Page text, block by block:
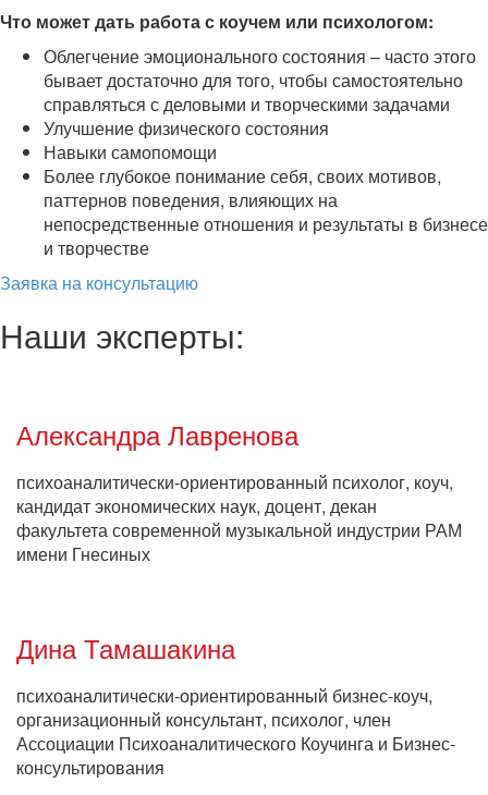
Что может дать работа с коучем или психологом:
Облегчение эмоционального состояния – часто этого
бывает достаточно для того, чтобы самостоятельно
справляться с деловыми и творческими задачами
Улучшение физического состояния
Навыки самопомощи
Более глубокое понимание себя, своих мотивов,
паттернов поведения, влияющих на
непосредственные отношения и результаты в бизнесе
и творчестве
Заявка на консультацию
Наши эксперты:
Александра Лавренова
психоаналитически-ориентированный психолог, коуч,
кандидат экономических наук, доцент, декан
факультета современной музыкальной индустрии РАМ
имени Гнесиных
Дина Тамашакина
психоаналитически-ориентированный бизнес-коуч,
организационный консультант, психолог, член
Ассоциации Психоаналитического Коучинга и Бизнес-
консультирования